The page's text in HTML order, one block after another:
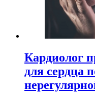
Кардиолог
для сердца